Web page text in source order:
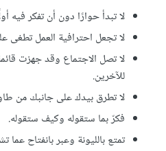
لا تبدأ حوارًا دون أن تفكر فيه
لا تجعل احترافية العمل تطغى
لا تصل الاجتماع وقد جهزت
للآخرين.
لا تطرق بيدك على جانبك من
فكرّ بما ستقوله وكيف ستقوله.
تمتع بالليونة وعبر بانفتاح عما